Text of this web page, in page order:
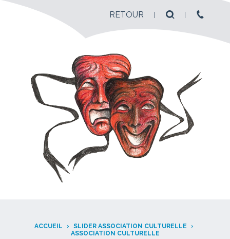
RETOUR
ACCUEIL › SLIDER ASSOCIATION CULTURELLE
›
ASSOCIATION CULTURELLE